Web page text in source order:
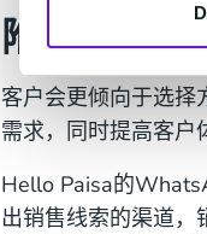
附加价值
客户会更倾向于选
需求，同时提高客户
Hello Paisa的
出销售线索的渠道，